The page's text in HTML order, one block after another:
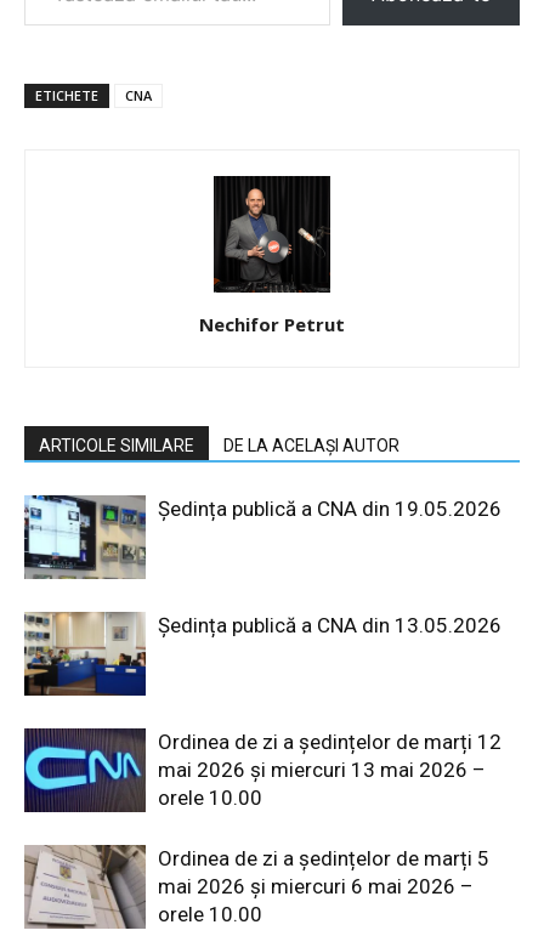
ETICHETE CNA
Nechifor Petrut
ARTICOLE SIMILARE DE LA ACELAȘI AUTOR
Ședința publică a CNA din 19.05.2026
Ședința publică a CNA din 13.05.2026
Ordinea de zi a ședințelor de marți 12
mai 2026 și miercuri 13 mai 2026 –
orele 10.00
Ordinea de zi a ședințelor de marți 5
mai 2026 și miercuri 6 mai 2026 –
orele 10.00